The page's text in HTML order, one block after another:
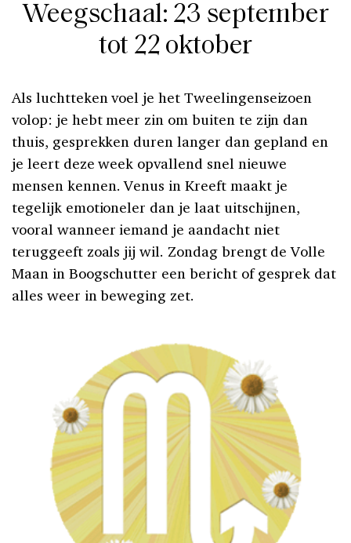
Weegschaal: 23 september
tot 22 oktober
Als luchtteken voel je het Tweelingenseizoen
volop: je hebt meer zin om buiten te zijn dan
thuis, gesprekken duren langer dan gepland en
je leert deze week opvallend snel nieuwe
mensen kennen. Venus in Kreeft maakt je
tegelijk emotioneler dan je laat uitschijnen,
vooral wanneer iemand je aandacht niet
teruggeeft zoals jij wil. Zondag brengt de Volle
Maan in Boogschutter een bericht of gesprek dat
alles weer in beweging zet.